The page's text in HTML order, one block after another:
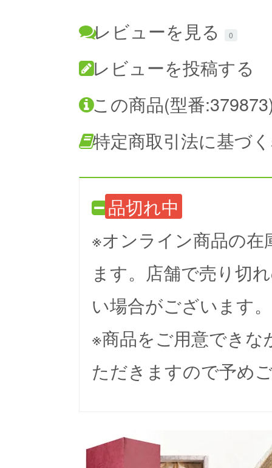
レビューを見る 0
レビューを投稿する
この商品(型番
特定商取引法に基づ
品切れ中
※オンライン商品の
ます。店舗で売り切
い場合がございます。
※商品をご用意でき
ただきますので予め